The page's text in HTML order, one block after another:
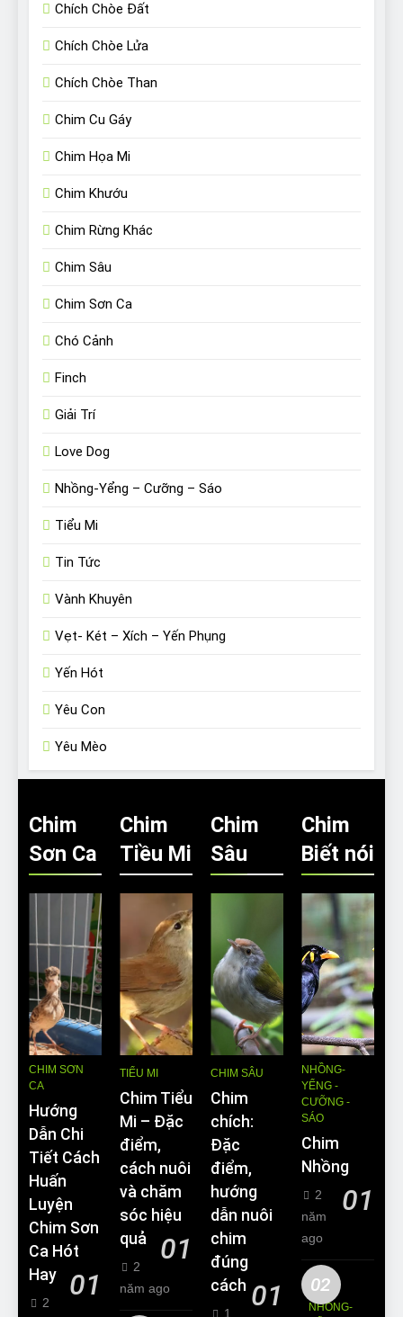
Chích Chòe Đất
Chích Chòe Lửa
Chích Chòe Than
Chim Cu Gáy
Chim Họa Mi
Chim Khướu
Chim Rừng Khác
Chim Sâu
Chim Sơn Ca
Chó Cảnh
Finch
Giải Trí
Love Dog
Nhồng-Yểng – Cưỡng – Sáo
Tiểu Mi
Tin Tức
Vành Khuyên
Vẹt- Két – Xích – Yến Phụng
Yến Hót
Yêu Con
Yêu Mèo
Chim
Sơn Ca
CHIM SƠN
CA
Hướng
Dẫn Chi
Tiết Cách
Huấn
Luyện
Chim Sơn
Ca Hót
Hay
01
2
Chim
Tiều Mi
TIỂU MI
Chim Tiểu
Mi – Đặc
điểm,
cách nuôi
và chăm
sóc hiệu
quả
01
2
năm ago
Chim
Sâu
CHIM SÂU
Chim
chích:
Đặc
điểm,
hướng
dẫn nuôi
chim
đúng
cách 01
1
Chim
Biết nói
NHỒNG-
YỂNG -
CƯỠNG -
SÁO
Chim
Nhồng
01
2
năm
ago
02
NHỒNG-